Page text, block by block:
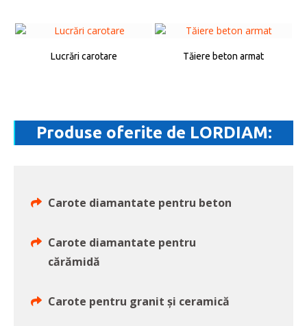
Lucrări carotare Tăiere beton armat
Produse oferite de LORDIAM:
Carote diamantate pentru beton
Carote diamantate pentru
cărămidă
Carote pentru granit și ceramică